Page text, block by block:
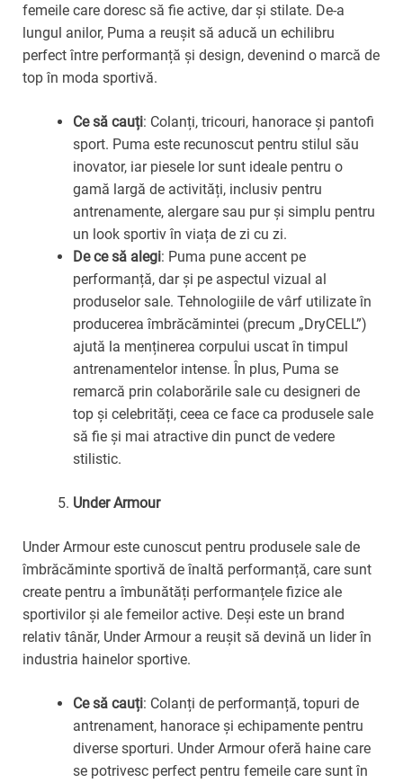
femeile care doresc să fie active, dar și stilate. De-a
lungul anilor, Puma a reușit să aducă un echilibru
perfect între performanță și design, devenind o marcă de
top în moda sportivă.
Ce să cauți: Colanți, tricouri, hanorace și pantofi
sport. Puma este recunoscut pentru stilul său
inovator, iar piesele lor sunt ideale pentru o
gamă largă de activități, inclusiv pentru
antrenamente, alergare sau pur și simplu pentru
un look sportiv în viața de zi cu zi.
De ce să alegi: Puma pune accent pe
performanță, dar și pe aspectul vizual al
produselor sale. Tehnologiile de vârf utilizate în
producerea îmbrăcămintei (precum „DryCELL”)
ajută la menținerea corpului uscat în timpul
antrenamentelor intense. În plus, Puma se
remarcă prin colaborările sale cu designeri de
top și celebrități, ceea ce face ca produsele sale
să fie și mai atractive din punct de vedere
stilistic.
Under Armour
Under Armour este cunoscut pentru produsele sale de
îmbrăcăminte sportivă de înaltă performanță, care sunt
create pentru a îmbunătăți performanțele fizice ale
sportivilor și ale femeilor active. Deși este un brand
relativ tânăr, Under Armour a reușit să devină un lider în
industria hainelor sportive.
Ce să cauți: Colanți de performanță, topuri de
antrenament, hanorace și echipamente pentru
diverse sporturi. Under Armour oferă haine care
se potrivesc perfect pentru femeile care sunt în